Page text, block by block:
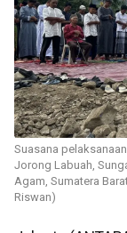
Suasana
Jorong Labuah,
Agam, Sumatera
Riswan)